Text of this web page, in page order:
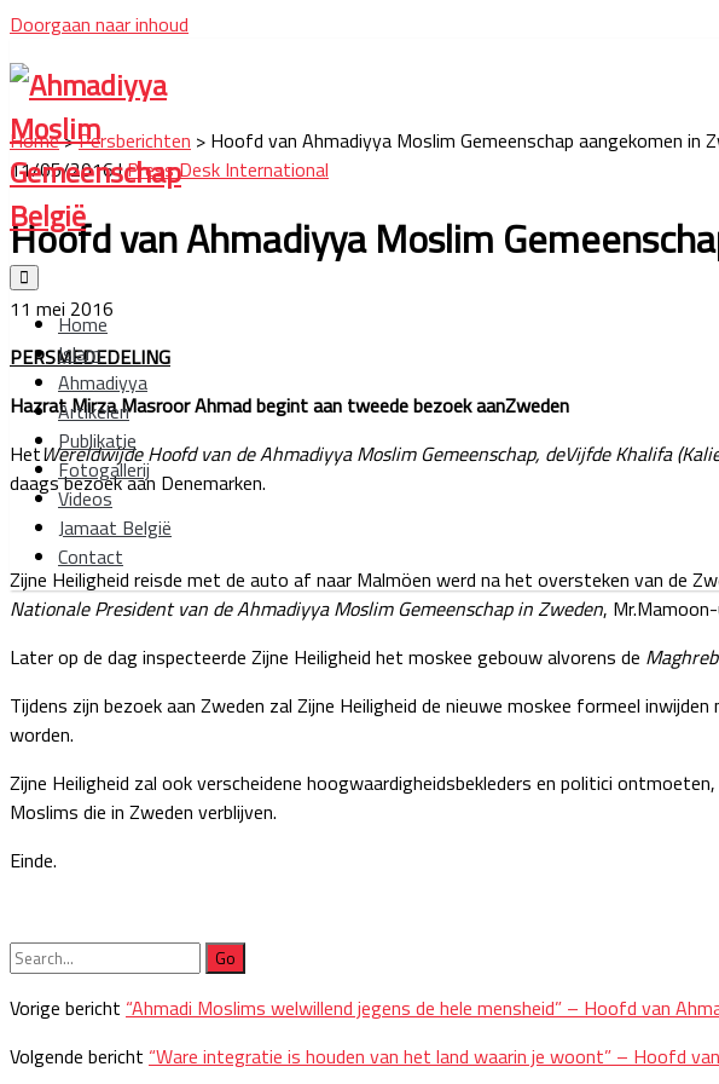
Doorgaan naar inhoud
Ahmadiyya
Moslim
Gemeenschap
België
Home
Islam
Ahmadiyya
Artikelen
Publikatie
Fotogallerij
Videos
Jamaat België
Contact
Home>Persberichten > Hoofd van Ahmadiyya Moslim Gemeenschap aangekomen in
11/05/2016 |Press Desk International
Hoofd van Ahmadiyya Moslim
11 mei 2016
PERSMEDEDELING
Hazrat Mirza Masroor Ahmad begint aan tweede bezoek aanZweden
HetWereldwijde Hoofd van de Ahmadiyya Moslim Gemeenschap, deVijfde Khalifa
daags bezoek aan Denemarken.
Zijne Heiligheid reisde met de auto af naar Malmöen werd na het oversteken van de
Nationale President van de Ahmadiyya Moslim Gemeenschap in Zweden,
Later op de dag inspecteerde Zijne Heiligheid het moskee gebouw alvorens de Maghreb
Tijdens zijn bezoek aan Zweden zal Zijne Heiligheid de nieuwe moskee formeel
worden.
Zijne Heiligheid zal ook verscheidene hoogwaardigheidsbekleders en politici
Moslims die in Zweden verblijven.
Einde.
Search
Vorige bericht “Ahmadi Moslims welwillend jegens de hele mensheid” – Hoofd van
Volgende bericht “Ware integratie is houden van het land waarin je woont” – Hoofd